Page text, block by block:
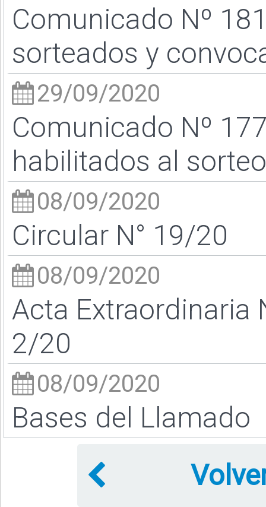
Comunicado Nº
sorteados y
29/09/2020
Comunicado Nº
habilitados al
08/09/2020
Circular N° 19/20
08/09/2020
Acta Extraordinaria
2/20
08/09/2020
Bases del Llamado